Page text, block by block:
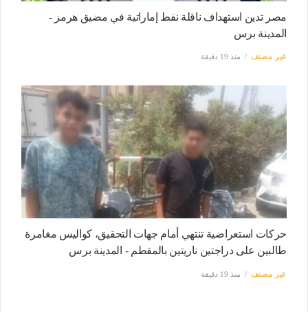
مصر تدين استهداف ناقلة نفط إماراتية في مضيق هرمز -
المدينة برس
غير مصنف منذ 19 دقيقة
حركات استعراضية تنتهي أمام جهات التحقيق، كواليس مغامرة
طالبين على دراجتين ناريتين بالمقطم - المدينة برس
غير مصنف منذ 19 دقيقة